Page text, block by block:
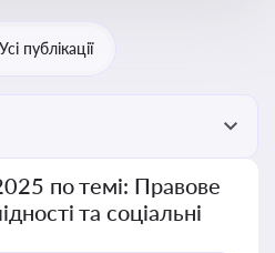
Усі публікації
по темі: Правове
та соціальні